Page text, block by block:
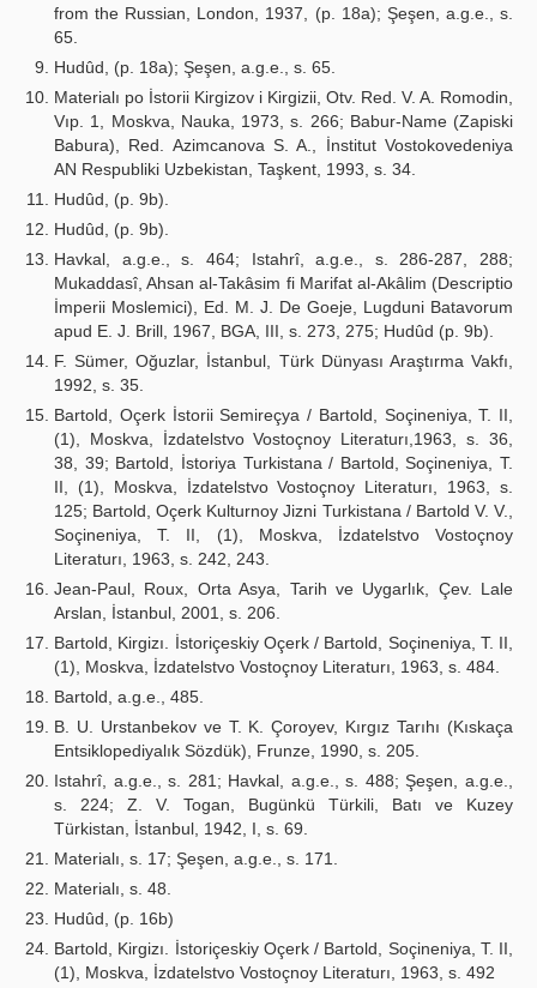
from the Russian, London, 1937, (p. 18a); Şeşen, a.g.e., s.
65.
Hudûd, (p. 18a); Şeşen, a.g.e., s. 65.
Materialı po İstorii Kirgizov i Kirgizii, Otv. Red. V. A. Romodin,
Vıp. 1, Moskva, Nauka, 1973, s. 266; Babur-Name (Zapiski
Babura), Red. Azimcanova S. A., İnstitut Vostokovedeniya
AN Respubliki Uzbekistan, Taşkent, 1993, s. 34.
Hudûd, (p. 9b).
Hudûd, (p. 9b).
Havkal, a.g.e., s. 464; Istahrî, a.g.e., s. 286-287, 288;
Mukaddasî, Ahsan al-Takâsim fi Marifat al-Akâlim (Descriptio
İmperii Moslemici), Ed. M. J. De Goeje, Lugduni Batavorum
apud E. J. Brill, 1967, BGA, III, s. 273, 275; Hudûd (p. 9b).
F. Sümer, Oğuzlar, İstanbul, Türk Dünyası Araştırma Vakfı,
1992, s. 35.
Bartold, Oçerk İstorii Semireçya / Bartold, Soçineniya, T. II,
(1), Moskva, İzdatelstvo Vostoçnoy Literaturı,1963, s. 36,
38, 39; Bartold, İstoriya Turkistana / Bartold, Soçineniya, T.
II, (1), Moskva, İzdatelstvo Vostoçnoy Literaturı, 1963, s.
125; Bartold, Oçerk Kulturnoy Jizni Turkistana / Bartold V. V.,
Soçineniya, T. II, (1), Moskva, İzdatelstvo Vostoçnoy
Literaturı, 1963, s. 242, 243.
Jean-Paul, Roux, Orta Asya, Tarih ve Uygarlık, Çev. Lale
Arslan, İstanbul, 2001, s. 206.
Bartold, Kirgizı. İstoriçeskiy Oçerk / Bartold, Soçineniya, T. II,
(1), Moskva, İzdatelstvo Vostoçnoy Literaturı, 1963, s. 484.
Bartold, a.g.e., 485.
B. U. Urstanbekov ve T. K. Çoroyev, Kırgız Tarıhı (Kıskaça
Entsiklopediyalık Sözdük), Frunze, 1990, s. 205.
Istahrî, a.g.e., s. 281; Havkal, a.g.e., s. 488; Şeşen, a.g.e.,
s. 224; Z. V. Togan, Bugünkü Türkili, Batı ve Kuzey
Türkistan, İstanbul, 1942, I, s. 69.
Materialı, s. 17; Şeşen, a.g.e., s. 171.
Materialı, s. 48.
Hudûd, (p. 16b)
Bartold, Kirgizı. İstoriçeskiy Oçerk / Bartold, Soçineniya, T. II,
(1), Moskva, İzdatelstvo Vostoçnoy Literaturı, 1963, s. 492